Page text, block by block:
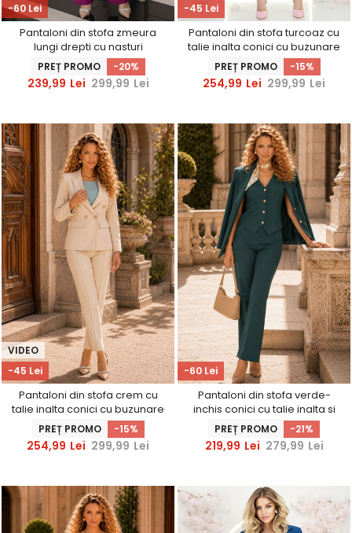
-60 Lei
Pantaloni din stofa zmeura
lungi drepti cu nasturi
decorativi aurii- StarShinerS
PREȚ PROMO -20%
239,99 Lei 299,99 Lei
-45 Lei
Pantaloni din stofa turcoaz cu
talie inalta conici cu buzunare
false - StarShinerS
PREȚ PROMO -15%
254,99 Lei 299,99 Lei
-45 Lei
VIDEO
Pantaloni din stofa crem cu
talie inalta conici cu buzunare
false - StarShinerS
PREȚ PROMO -15%
254,99 Lei 299,99 Lei
-60 Lei
Pantaloni din stofa verde-
inchis conici cu talie inalta si
buzunare laterale -
StarShinerS
PREȚ PROMO -21%
219,99 Lei 279,99 Lei